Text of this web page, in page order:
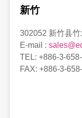
新竹
302052 新竹县
E-mail :
TEL: +886-3-
FAX: +886-3-